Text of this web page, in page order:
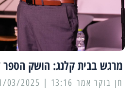
מרגש בבית קלנג: הושק הספר
13:16 | 31/03/2025